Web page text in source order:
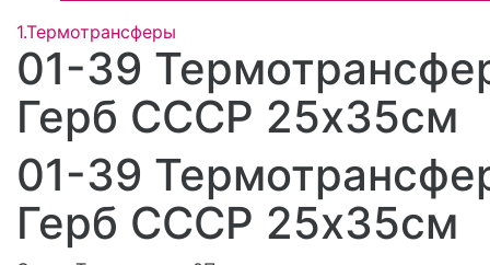
1.Термотрансферы
01-39
Герб СССР 25х35см
01-39
Герб СССР 25х35см